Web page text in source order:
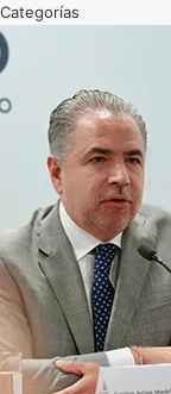
Categorías